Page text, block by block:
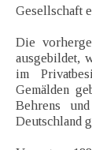
Gesellschaft
Die
ausgebildet,
im
Gemälden
Behrens
Deutschland